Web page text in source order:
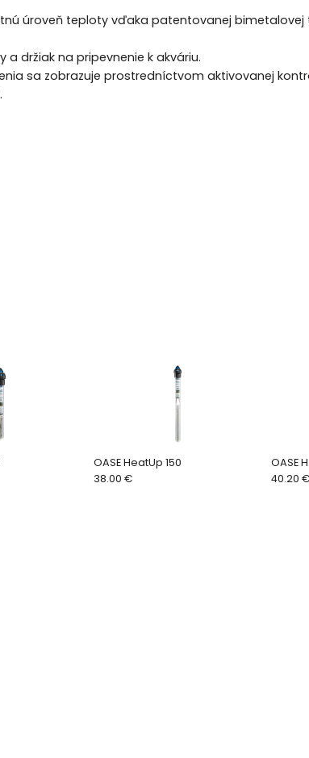
úroveň teploty vďaka patentovanej bimetalovej
a držiak na pripevnenie k akváriu.
sa zobrazuje prostredníctvom aktivovanej
OASE HeatUp 150
38.00 €
OASE
40.20 €